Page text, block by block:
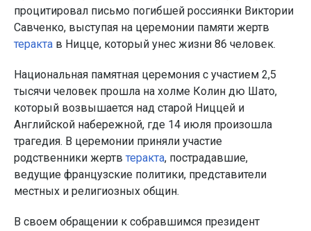
процитировал письмо погибшей россиянки Виктории
Савченко, выступая на церемонии памяти жертв
теракта в Ницце, который унес жизни 86 человек.
Национальная памятная церемония с участием 2,5
тысячи человек прошла на холме Колин дю Шато,
который возвышается над старой Ниццей и
Английской набережной, где 14 июля произошла
трагедия. В церемонии приняли участие
родственники жертв теракта, пострадавшие,
ведущие французские политики, представители
местных и религиозных общин.
В своем обращении к собравшимся президент